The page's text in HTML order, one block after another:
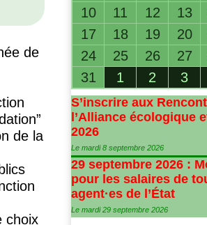
de
de la
choix
10
11 12 13
17
18 19 20
24
25 26 27
31
1 2 3
S’inscrire aux
l’Alliance écologique
2026
Le mardi 8 septembre 2026
29 septembre 2026 :
pour les salaires de
agent·es de l’État
Le mardi 29 septembre 2026